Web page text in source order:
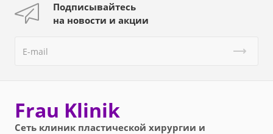
Подписывайтесь
на новости и акции
Frau Klinik
Сеть клиник пластической хирургии и